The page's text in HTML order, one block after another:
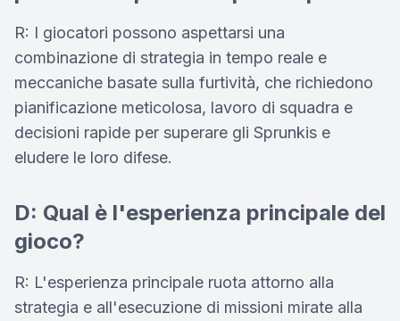
R: I giocatori possono aspettarsi una
combinazione di strategia in tempo reale e
meccaniche basate sulla furtività, che richiedono
pianificazione meticolosa, lavoro di squadra e
decisioni rapide per superare gli Sprunkis e
eludere le loro difese.
D: Qual è l'esperienza principale del
gioco?
R: L'esperienza principale ruota attorno alla
strategia e all'esecuzione di missioni mirate alla